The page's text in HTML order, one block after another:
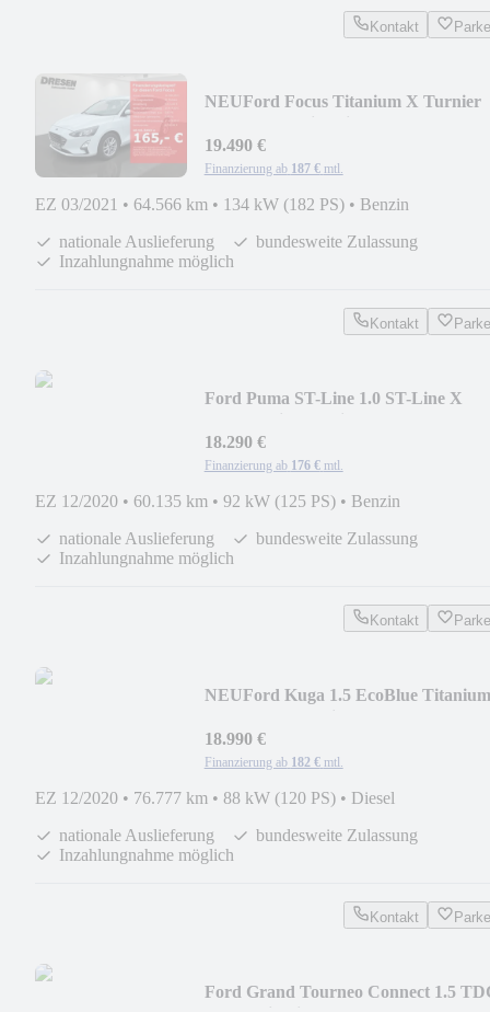
Kontakt
NEUFord Focus Titanium X Turnier
19.490 €
Finanzierung ab 187 € mtl.
EZ 03/2021 • 64.566 km • 134 kW (182 PS) • Benzin
nationale Auslieferung
bundesweite Zulassung
Inzahlungnahme möglich
Kontakt
Ford Puma ST-Line 1.0 ST-Line X
18.290 €
Finanzierung ab 176 € mtl.
EZ 12/2020 • 60.135 km • 92 kW (125 PS) • Benzin
nationale Auslieferung
bundesweite Zulassung
Inzahlungnahme möglich
Kontakt
NEUFord Kuga 1.5 EcoBlue
18.990 €
Finanzierung ab 182 € mtl.
EZ 12/2020 • 76.777 km • 88 kW (120 PS) • Diesel
nationale Auslieferung
bundesweite Zulassung
Inzahlungnahme möglich
Kontakt
Ford Grand Tourneo Connect 1.5